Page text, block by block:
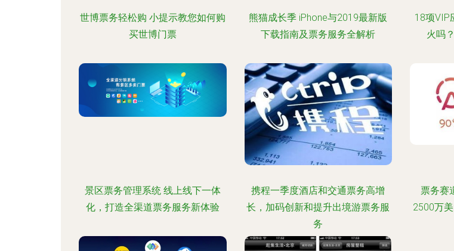
世博票务轻松购 小提示教您如何购
买世博门票
熊猫成长季 iPhone与2019最新版
下载指南及票务服务全解析
18项VIP
火吗
景区票务管理系统 线上线下一体
化，打造全渠道票务服务新体验
携程一季度酒店和交通票务高增
长，加码创新和提升出境游票务服
务
票务赛
2500万